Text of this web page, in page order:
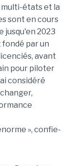
états et la
sont en cours
jusqu'en 2023
par un
avant
pour piloter
considéré
», confie-